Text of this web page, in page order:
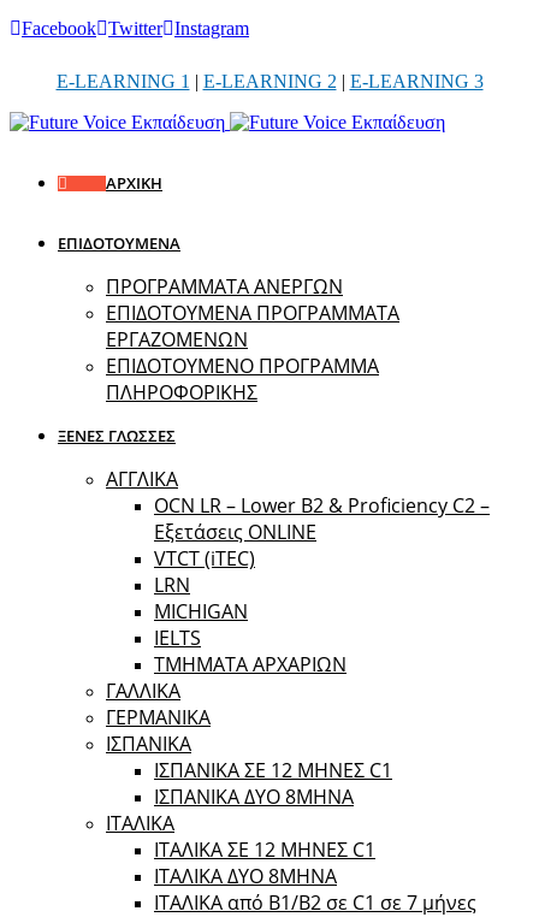
Facebook Twitter Instagram
E-LEARNING 1 | E-LEARNING 2 | E-LEARNING 3
ΑΡΧΙΚΗ
ΕΠΙΔΟΤΟΥΜΕΝΑ
ΠΡΟΓΡΑΜΜΑΤΑ ΑΝΕΡΓΩΝ
ΕΠΙΔΟΤΟΥΜΕΝΑ ΠΡΟΓΡΑΜΜΑΤΑ
ΕΡΓΑΖΟΜΕΝΩΝ
ΕΠΙΔΟΤΟΥΜΕΝΟ ΠΡΟΓΡΑΜΜΑ
ΠΛΗΡΟΦΟΡΙΚΗΣ
ΞΕΝΕΣ ΓΛΩΣΣΕΣ
ΑΓΓΛΙΚΑ
OCN LR – Lower B2 & Proficiency C2 –
Εξετάσεις ONLINE
VTCT (iTEC)
LRN
MICHIGAN
IELTS
ΤΜΗΜΑΤΑ ΑΡΧΑΡΙΩΝ
ΓΑΛΛΙΚΑ
ΓΕΡΜΑΝΙΚΑ
ΙΣΠΑΝΙΚΑ
ΙΣΠΑΝΙΚΑ ΣΕ 12 ΜΗΝΕΣ C1
ΙΣΠΑΝΙΚΑ ΔΥΟ 8ΜΗΝΑ
ΙΤΑΛΙΚΑ
ΙΤΑΛΙΚΑ ΣΕ 12 ΜΗΝΕΣ C1
ΙΤΑΛΙΚΑ ΔΥΟ 8ΜΗΝΑ
ΙΤΑΛΙΚΑ από B1/B2 σε C1 σε 7 μήνες